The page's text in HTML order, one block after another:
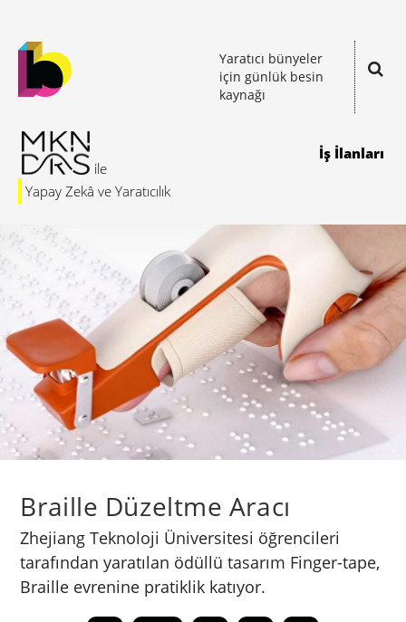
Yaratıcı bünyeler
için günlük besin
kaynağı
Yapay Zekâ ve Yaratıcılık
İş İlanları
Braille Düzeltme Aracı
Zhejiang Teknoloji Üniversitesi öğrencileri
tarafından yaratılan ödüllü tasarım Finger-tape,
Braille evrenine pratiklik katıyor.